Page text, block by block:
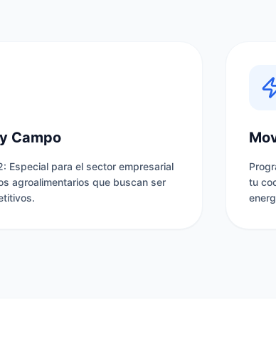
Campo
Especial para el sector empresarial
agroalimentarios que buscan ser
tu